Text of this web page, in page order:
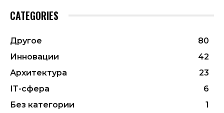
CATEGORIES
Другое
80
Инновации
42
Архитектура
23
ІТ-сфера
6
Без категории
1